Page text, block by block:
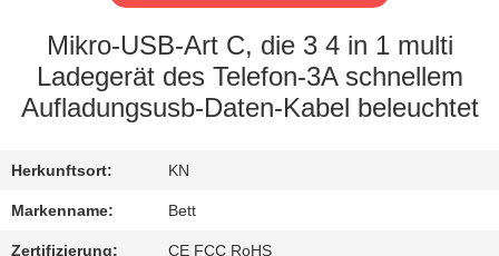
QUALITÄTSKONTROLLE
PRIVACY
POLICY
Mikro-USB-Art C, die 3 4 in 1 multi
Ladegerät des Telefon-3A schnellem
Aufladungsusb-Daten-Kabel beleuchtet
Herkunftsort: KN
Markenname: Bett
Zertifizierung: CE FCC RoHS